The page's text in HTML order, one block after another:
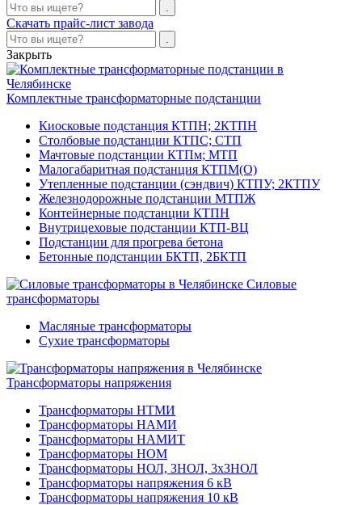
Скачать прайс-лист завода
Закрыть
Комплектные трансформаторные подстанции
Киосковые подстанция КТПН; 2КТПН
Столбовые подстанции КТПС; СТП
Мачтовые подстанции КТПм; МТП
Малогабаритная подстанция КТПМ(О)
Утепленные подстанции (сэндвич) КТПУ; 2КТПУ
Железнодорожные подстанции МТПЖ
Контейнерные подстанции КТПН
Внутрицеховые подстанции КТП-ВЦ
Подстанции для прогрева бетона
Бетонные подстанции БКТП, 2БКТП
Силовые
трансформаторы
Масляные трансформаторы
Сухие трансформаторы
Трансформаторы напряжения
Трансформаторы НТМИ
Трансформаторы НАМИ
Трансформаторы НАМИТ
Трансформаторы НОМ
Трансформаторы НОЛ, ЗНОЛ, 3хЗНОЛ
Трансформаторы напряжения 6 кВ
Трансформаторы напряжения 10 кВ